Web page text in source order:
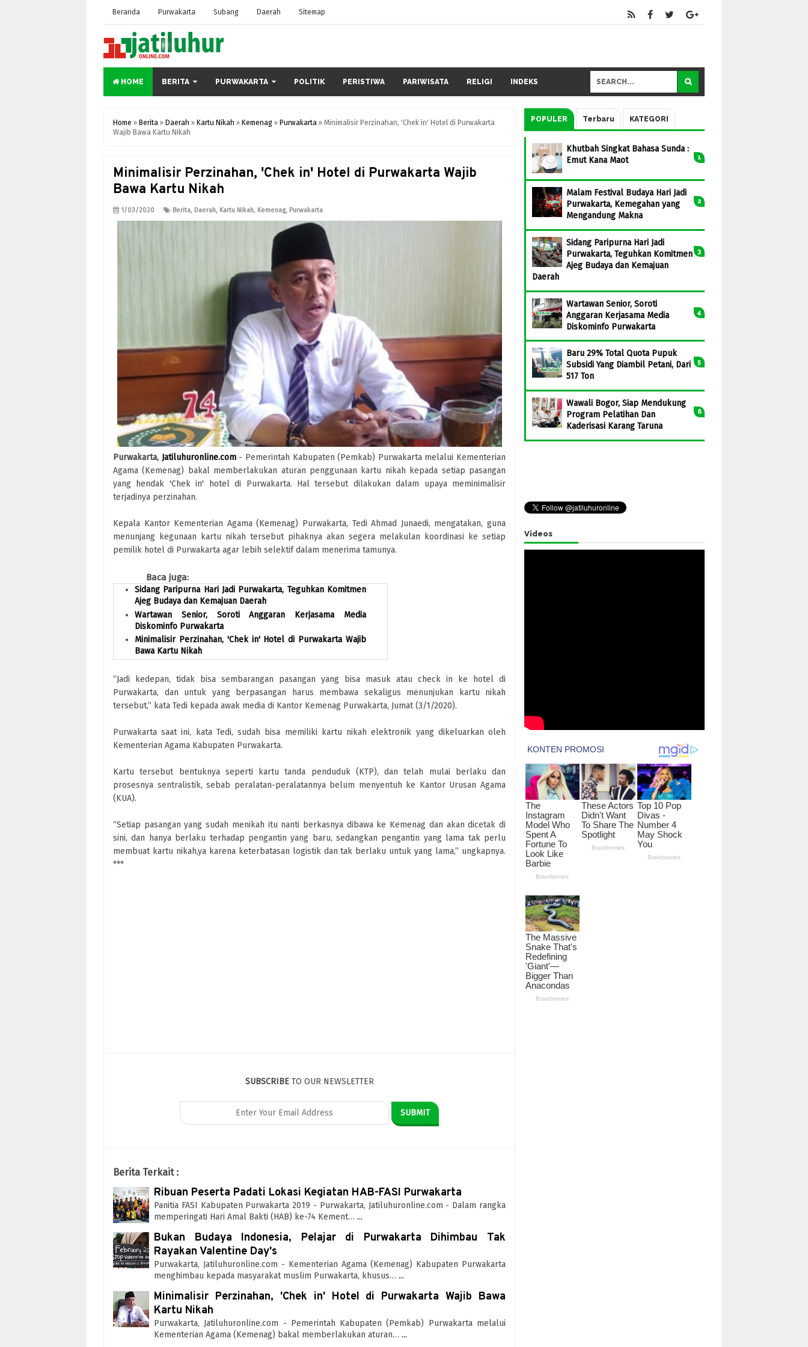
Beranda Purwakarta Subang Daerah Sitemap
HOME BERITA PURWAKARTA POLITIK PERISTIWA PARIWISATA RELIGI INDEKS
Home » Berita » Daerah » Kartu Nikah » Kemenag » Purwakarta » Minimalisir Perzinahan, 'Chek in' Hotel di Purwakarta
Wajib Bawa Kartu Nikah
Minimalisir Perzinahan, 'Chek in' Hotel di Purwakarta Wajib
Bawa Kartu Nikah
1/03/2020 Berita, Daerah, Kartu Nikah, Kemenag, Purwakarta
Purwakarta, Jatiluhuronline.com - Pemerintah Kabupaten (Pemkab) Purwakarta melalui Kementerian
Agama (Kemenag) bakal memberlakukan aturan penggunaan kartu nikah kepada setiap pasangan
yang hendak 'Chek in' hotel di Purwakarta. Hal tersebut dilakukan dalam upaya meminimalisir
terjadinya perzinahan.
Kepala Kantor Kementerian Agama (Kemenag) Purwakarta, Tedi Ahmad Junaedi, mengatakan, guna
menunjang kegunaan kartu nikah tersebut pihaknya akan segera melakulan koordinasi ke setiap
pemilik hotel di Purwakarta agar lebih selektif dalam menerima tamunya.
Baca juga:
Sidang Paripurna Hari Jadi Purwakarta, Teguhkan Komitmen
Ajeg Budaya dan Kemajuan Daerah
Wartawan Senior, Soroti Anggaran Kerjasama Media
Diskominfo Purwakarta
Minimalisir Perzinahan, 'Chek in' Hotel di Purwakarta Wajib
Bawa Kartu Nikah
“Jadi kedepan, tidak bisa sembarangan pasangan yang bisa masuk atau check in ke hotel di
Purwakarta, dan untuk yang berpasangan harus membawa sekaligus menunjukan kartu nikah
tersebut,” kata Tedi kepada awak media di Kantor Kemenag Purwakarta, Jumat (3/1/2020).
Purwakarta saat ini, kata Tedi, sudah bisa memiliki kartu nikah elektronik yang dikeluarkan oleh
Kementerian Agama Kabupaten Purwakarta.
Kartu tersebut bentuknya seperti kartu tanda penduduk (KTP), dan telah mulai berlaku dan
prosesnya sentralistik, sebab peralatan-peralatannya belum menyentuh ke Kantor Urusan Agama
(KUA).
“Setiap pasangan yang sudah menikah itu nanti berkasnya dibawa ke Kemenag dan akan dicetak di
sini, dan hanya berlaku terhadap pengantin yang baru, sedangkan pengantin yang lama tak perlu
membuat kartu nikah,ya karena keterbatasan logistik dan tak berlaku untuk yang lama,” ungkapnya.
***
SUBSCRIBETO OUR NEWSLETTER
Berita Terkait :
Ribuan Peserta Padati Lokasi Kegiatan HAB-FASI Purwakarta
Panitia FASI Kabupaten Purwakarta 2019 - Purwakarta, Jatiluhuronline.com - Dalam rangka
memperingati Hari Amal Bakti (HAB) ke-74 Kement… ...
Bukan Budaya Indonesia, Pelajar di Purwakarta Dihimbau Tak
Rayakan Valentine Day's
Purwakarta, Jatiluhuronline.com - Kementerian Agama (Kemenag) Kabupaten Purwakarta
menghimbau kepada masyarakat muslim Purwakarta, khusus… ...
Minimalisir Perzinahan, 'Chek in' Hotel di Purwakarta Wajib Bawa
Kartu Nikah
Purwakarta, Jatiluhuronline.com - Pemerintah Kabupaten (Pemkab) Purwakarta melalui
Kementerian Agama (Kemenag) bakal memberlakukan aturan… ...
POPULER Terbaru KATEGORI
Khutbah Singkat Bahasa Sunda :
Emut Kana Maot
Malam Festival Budaya Hari Jadi
Purwakarta, Kemegahan yang
Mengandung Makna
Sidang Paripurna Hari Jadi
Purwakarta, Teguhkan Komitmen
Ajeg Budaya dan Kemajuan
Daerah
Wartawan Senior, Soroti
Anggaran Kerjasama Media
Diskominfo Purwakarta
Baru 29% Total Quota Pupuk
Subsidi Yang Diambil Petani, Dari
517 Ton
Wawali Bogor, Siap Mendukung
Program Pelatihan Dan
Kaderisasi Karang Taruna
Videos